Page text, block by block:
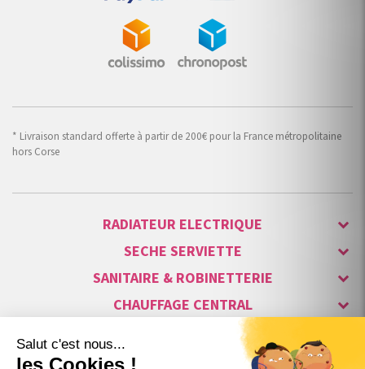
* Livraison standard offerte à partir de 200€ pour la France métropolitaine
hors Corse
RADIATEUR ELECTRIQUE
SECHE SERVIETTE
SANITAIRE & ROBINETTERIE
CHAUFFAGE CENTRAL
ALARME & SÉCURITÉ
MAISON CONNECTÉE